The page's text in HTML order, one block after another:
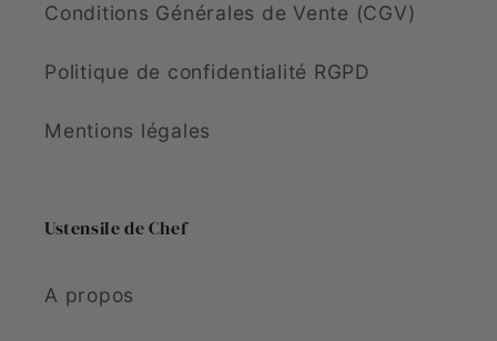
Conditions Générales de Vente (CGV)
Politique de confidentialité RGPD
Mentions légales
Ustensile de Chef
A propos